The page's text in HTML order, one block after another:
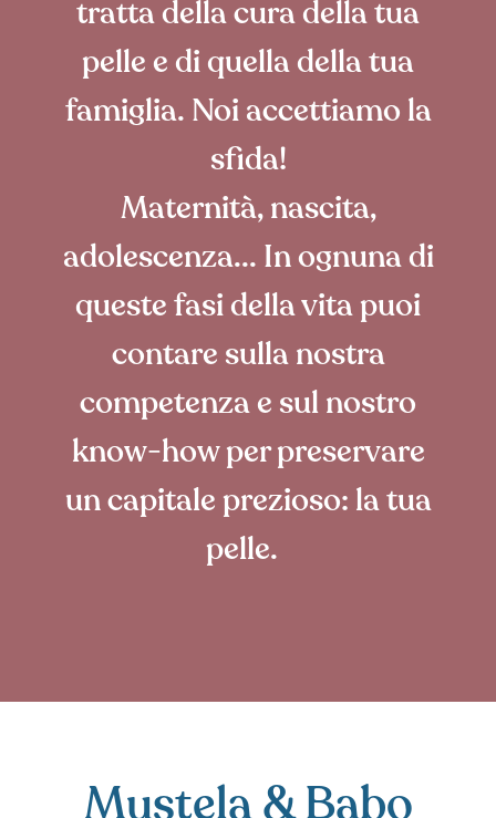
tratta della cura della tua
pelle e di quella della tua
famiglia. Noi accettiamo la
sfida!
Maternità, nascita,
adolescenza... In ognuna di
queste fasi della vita puoi
contare sulla nostra
competenza e sul nostro
know-how per preservare
un capitale prezioso: la tua
pelle.
Mustela & Babo